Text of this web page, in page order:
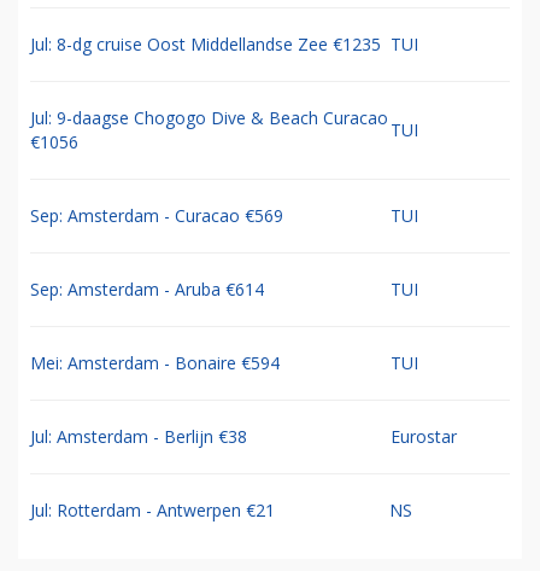
Jul: 8-dg cruise Oost Middellandse Zee €1235 TUI
Jul: 9-daagse Chogogo Dive & Beach Curacao
€1056
TUI
Sep: Amsterdam - Curacao €569 TUI
Sep: Amsterdam - Aruba €614 TUI
Mei: Amsterdam - Bonaire €594 TUI
Jul: Amsterdam - Berlijn €38 Eurostar
Jul: Rotterdam - Antwerpen €21 NS